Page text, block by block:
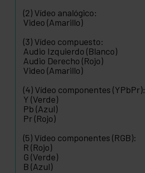
(2) Vídeo analógico:
Video (Amarillo)
(3) Vídeo compuesto:
Audio Izquierdo (Blanco)
Audio Derecho (Rojo)
Video (Amarillo)
(4) Vídeo componentes (YPbPr):
Y (Verde)
Pb (Azul)
Pr (Rojo)
(5) Vídeo componentes (RGB):
R (Rojo)
G (Verde)
B (Azul)